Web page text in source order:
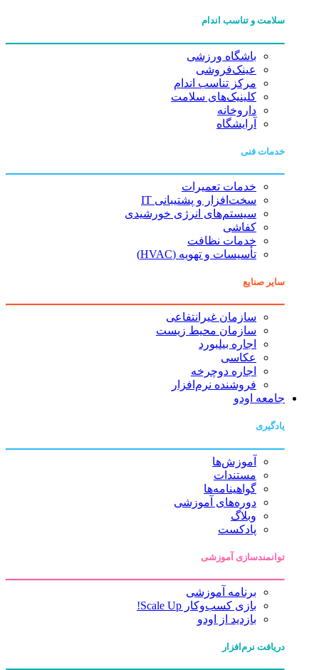
سلامت و تناسب اندام
باشگاه ورزشی
عینک‌فروشی
مرکز تناسب اندام
کلینیک‌های سلامت
داروخانه
آرایشگاه
خدمات فنی
خدمات تعمیرات
سخت‌افزار و پشتیبانی IT
سیستم‌های انرژی خورشیدی
کفاشی
خدمات نظافت
تأسیسات و تهویه (HVAC)
سایر صنایع
سازمان غیرانتفاعی
سازمان محیط زیست
اجاره بیلبورد
عکاسی
اجاره دوچرخه
فروشنده نرم‌افزار
جامعه اودو
یادگیری
آموزش‌ها
مستندات
گواهینامه‌ها
دوره‌های آموزشی
وبلاگ
پادکست
توانمندسازی آموزشی
برنامه آموزشی
بازی کسب‌وکار Scale Up!
بازدید از اودو
دریافت نرم‌افزار